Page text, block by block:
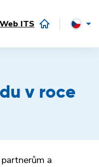
Web ITS
v roce
a